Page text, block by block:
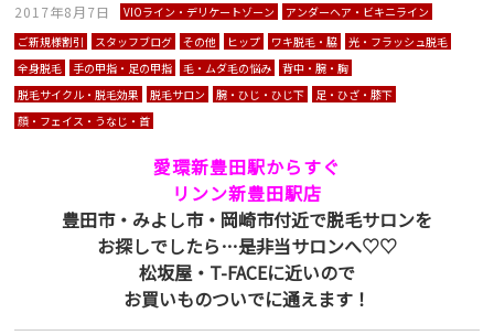
2017年8月7日 VIOライン・デリケートゾーン
アンダーヘア・ビキニライン
ご新規様割引
スタッフブログ その他 ヒップ ワキ脱毛・脇
光・フラッシュ脱毛
全身脱毛
手の甲指・足の甲指 毛・ムダ毛の悩み
背中・腕・胸
脱毛サイクル・脱毛効果
脱毛サロン 腕・ひじ・ひじ下
足・ひざ・膝下
顔・フェイス・うなじ・首
愛環新豊田駅からすぐ
リンン新豊田駅店
豊田市・みよし市・岡崎市付近で脱毛サロンを
お探しでしたら…是非当サロンへ♡♡
松坂屋・T-FACEに近いので
お買いものついでに通えます！